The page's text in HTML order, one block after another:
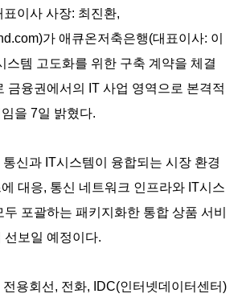
이사 사장: 최진환,
가 애큐온저축은행(대표이사: 이
스템 고도화를 위한 구축 계약을 체결
금융권에서의 IT 사업 영역으로 본격적
을 7일 밝혔다.
신과 IT시스템이 융합되는 시장 환경
대응, 통신 네트워크 인프라와 IT시스
포괄하는 패키지화한 통합 상품 서비
선보일 예정이다.
용회선, 전화, IDC(인터넷데이터센터)